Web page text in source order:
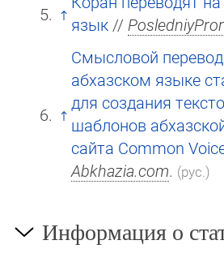
язык //
Смысловой
абхазском языке
для создания
шаблонов
сайта Common
Abkhazia.com. (рус.)
Информация о